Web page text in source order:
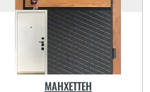
МАНХЕТТЕН